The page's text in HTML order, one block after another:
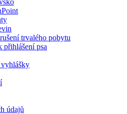
trvalého pobytu
přihlášení psa
vyhlášky
údajů